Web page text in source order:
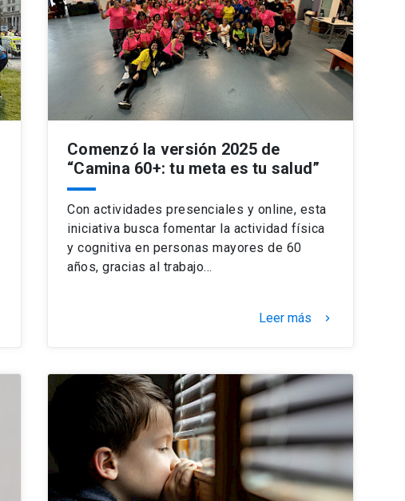
Comenzó la versión 2025 de
“Camina 60+: tu meta es tu salud”
Con actividades presenciales y online, esta
iniciativa busca fomentar la actividad física
y cognitiva en personas mayores de 60
años, gracias al trabajo…
Leer más keyboard_arrow_right